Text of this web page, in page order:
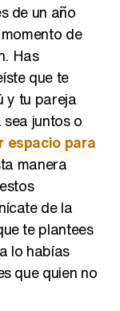
de un año
de
Has
que te
y tu pareja
juntos o
espacio para
manera
de la
te plantees
lo habías
que quien no